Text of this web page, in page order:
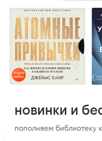
новинки и
пополняем библиотеку